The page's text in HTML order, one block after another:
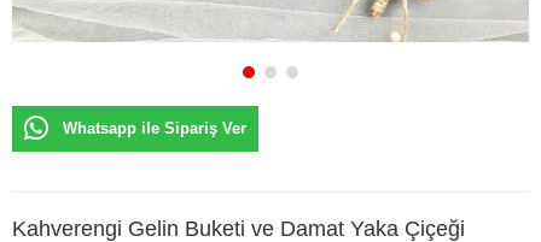
Whatsapp ile Sipariş Ver
Kahverengi Gelin Buketi ve Damat Yaka Çiçeği